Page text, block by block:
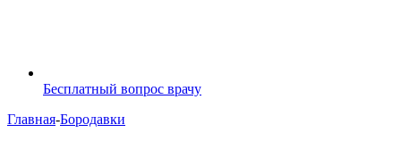
Бесплатный вопрос врачу
Главная-Бородавки